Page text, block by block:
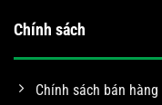
Chính sách
Chính sách bán hàng